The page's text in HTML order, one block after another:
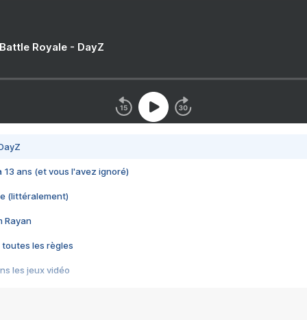
Royale - DayZ
13 ans (et vous l'avez ignoré)
(littéralement)
Rayan
toutes les règles
les jeux vidéo